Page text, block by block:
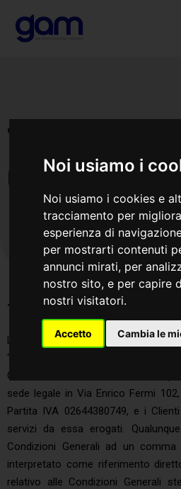
Noi usiamo i
Noi usiamo i cookies e
tracciamento per
esperienza di
per mostrarti contenuti
annunci mirati, per
nostro sito, e per capire
nostri visitatori.
Accetto Cambia le
Termini e
Condizioni
1. Oggetto e Definizioni
Le presenti Condizioni
“Contratto”) sono finalizzate a
GAMGROUP SRLS UNINOMINALE
sede legale in Via Enrico Fermi
Partita IVA 02644380749, e i
servizi da essa erogati.
Condizioni Generali ad un
interpretato come riferimento
relativo alle Condizioni Generali